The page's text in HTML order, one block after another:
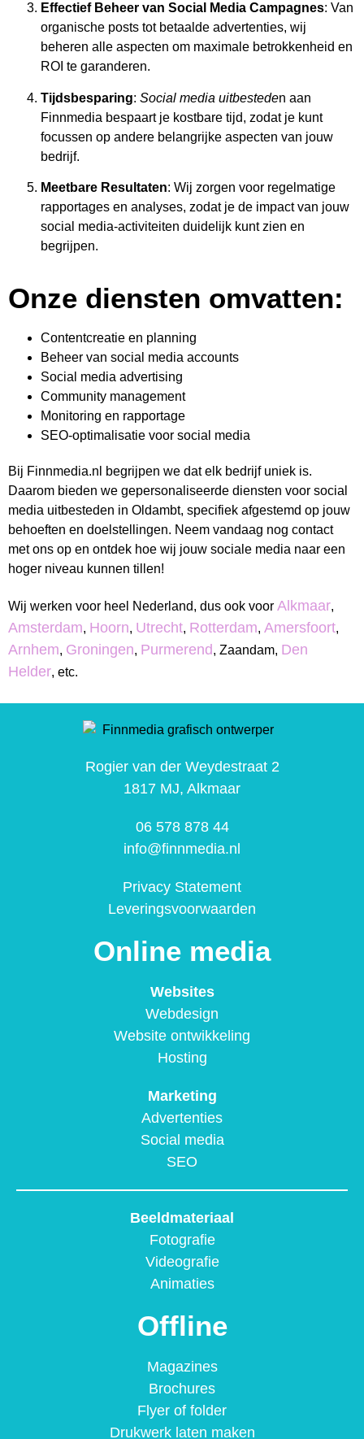
Effectief Beheer van Social Media Campagnes: Van
organische posts tot betaalde advertenties, wij
beheren alle aspecten om maximale betrokkenheid en
ROI te garanderen.
Tijdsbesparing: Social media uitbesteden aan
Finnmedia bespaart je kostbare tijd, zodat je kunt
focussen op andere belangrijke aspecten van jouw
bedrijf.
Meetbare Resultaten: Wij zorgen voor regelmatige
rapportages en analyses, zodat je de impact van jouw
social media-activiteiten duidelijk kunt zien en
begrijpen.
Onze diensten omvatten:
Contentcreatie en planning
Beheer van social media accounts
Social media advertising
Community management
Monitoring en rapportage
SEO-optimalisatie voor social media
Bij Finnmedia.nl begrijpen we dat elk bedrijf uniek is.
Daarom bieden we gepersonaliseerde diensten voor social
media uitbesteden in Oldambt, specifiek afgestemd op jouw
behoeften en doelstellingen. Neem vandaag nog contact
met ons op en ontdek hoe wij jouw sociale media naar een
hoger niveau kunnen tillen!
Wij werken voor heel Nederland, dus ook voor Alkmaar,
Amsterdam, Hoorn, Utrecht, Rotterdam, Amersfoort,
Arnhem, Groningen, Purmerend, Zaandam, Den
Helder, etc.
Rogier van der Weydestraat 2
1817 MJ, Alkmaar
06 578 878 44
info@finnmedia.nl
Privacy Statement
Leveringsvoorwaarden
Online media
Websites
Webdesign
Website ontwikkeling
Hosting
Marketing
Advertenties
Social media
SEO
Beeldmateriaal
Fotografie
Videografie
Animaties
Offline
Magazines
Brochures
Flyer of folder
Drukwerk laten maken